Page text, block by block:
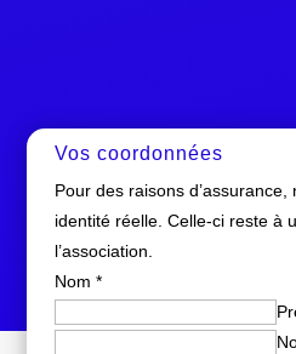
Vos coordonnées
Pour des raisons d’assurance,
identité réelle. Celle-ci reste à
l’association.
Nom *